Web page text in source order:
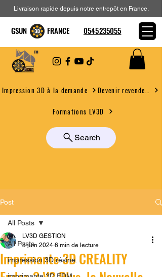
Impression 3D à la demande
Formations LV3D
Search
Livraison rapide depuis notre entrepôt en France.
GSUN FRANCE 0545235055
Post
All Posts
impression 3D résine.
All Posts
Imprimante 3D CREALITY
LV3D GESTION
5 juin 2024 6 min de lecture